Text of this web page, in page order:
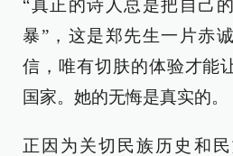
“真正的诗人总是把自己
暴”，这是郑先生一片赤
信，唯有切肤的体验才能
国家。她的无悔是真实的。
正因为关切民族历史和